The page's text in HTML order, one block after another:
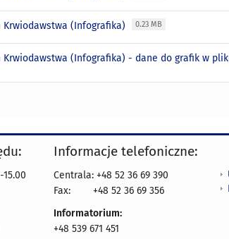
Krwiodawstwa (Infografika) 0.23 MB
Krwiodawstwa (Infografika) - dane do grafik w
Informacje telefoniczne:
Centrala: +48 52 36 69 390
Fax:
+48 52 36 69 356
Informatorium:
+48 539 671 451